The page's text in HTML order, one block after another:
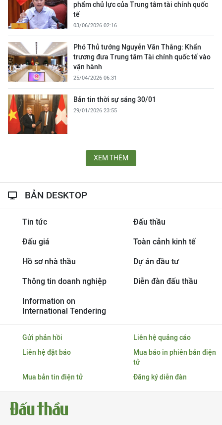
phẩm chủ lực của Trung tâm tài chính quốc
tế
03/06/2026 02:16
Phó Thủ tướng Nguyễn Văn Thắng: Khẩn
trương đưa Trung tâm Tài chính quốc tế vào
vận hành
25/04/2026 06:31
Bản tin thời sự sáng 30/01
29/01/2026 23:55
XEM THÊM
BẢN DESKTOP
Tin tức Đấu thầu
Đấu giá Toàn cảnh kinh tế
Hồ sơ nhà thầu Dự án đầu tư
Thông tin doanh nghiệp Diễn đàn đấu thầu
Information on
International Tendering
Gửi phản hồi
Liên hệ quảng cáo
Liên hệ đặt báo
Mua báo in phiên bản điện
tử
Mua bản tin điện tử
Đăng ký diễn đàn